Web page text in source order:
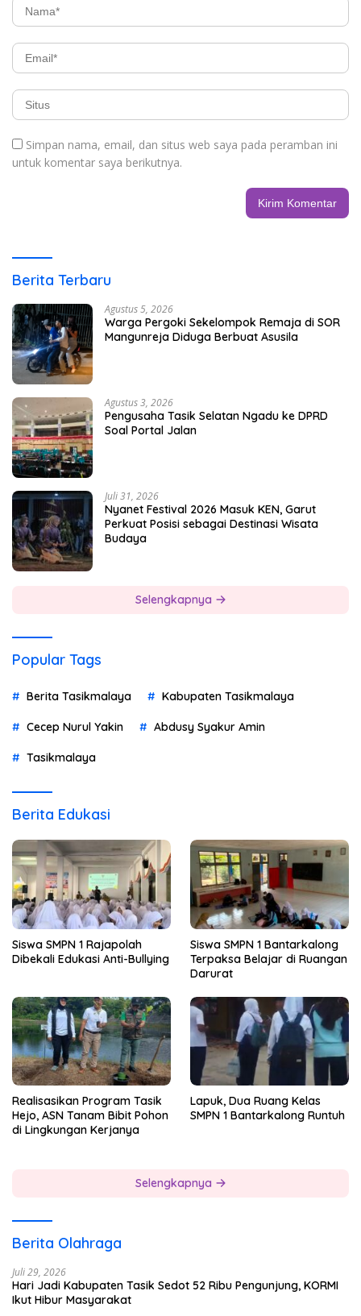
Simpan nama, email, dan situs web saya pada peramban ini
untuk komentar saya berikutnya.
Berita Terbaru
Agustus 5, 2026
Warga Pergoki Sekelompok Remaja di SOR
Mangunreja Diduga Berbuat Asusila
Agustus 3, 2026
Pengusaha Tasik Selatan Ngadu ke DPRD
Soal Portal Jalan
Juli 31, 2026
Nyanet Festival 2026 Masuk KEN, Garut
Perkuat Posisi sebagai Destinasi Wisata
Budaya
Selengkapnya
Popular Tags
Berita Tasikmalaya Kabupaten Tasikmalaya
Cecep Nurul Yakin Abdusy Syakur Amin
Tasikmalaya
Berita Edukasi
Siswa SMPN 1 Rajapolah
Dibekali Edukasi Anti-Bullying
Siswa SMPN 1 Bantarkalong
Terpaksa Belajar di Ruangan
Darurat
Realisasikan Program Tasik
Hejo, ASN Tanam Bibit Pohon
di Lingkungan Kerjanya
Lapuk, Dua Ruang Kelas
SMPN 1 Bantarkalong Runtuh
Selengkapnya
Berita Olahraga
Juli 29, 2026
Hari Jadi Kabupaten Tasik Sedot 52 Ribu Pengunjung, KORMI
Ikut Hibur Masyarakat